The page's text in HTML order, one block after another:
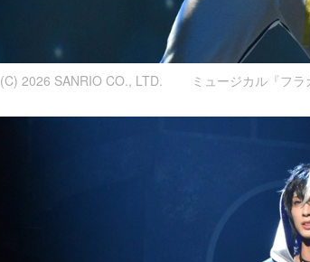
(C) 2026 SANRIO CO., LTD. ミュージカル『フラ